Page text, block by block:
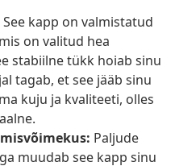
See kapp on valmistatud
on valitud hea
stabiilne tükk hoiab sinu
tagab, et see jääb sinu
kuju ja kvaliteeti, olles
Paljude
muudab see kapp sinu